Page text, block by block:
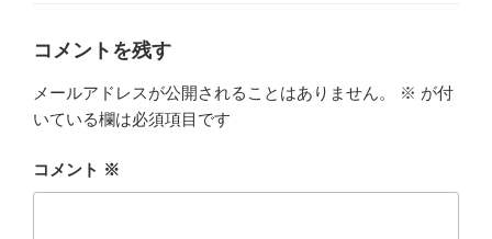
コメントを残す
メールアドレスが公開されることはありません。 ※ が付
いている欄は必須項目です
コメント ※